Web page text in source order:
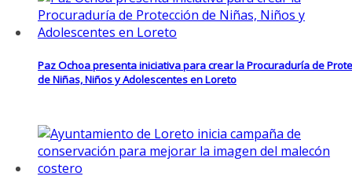
Paz Ochoa presenta iniciativa para crear la Procuraduría de
de Niñas, Niños y Adolescentes en Loreto